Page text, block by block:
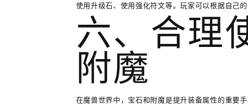
使用升级石、使用强化符文等。玩家可以根据自己
六、合理
附魔
在魔兽世界中，宝石和附魔是提升装备属性的重要